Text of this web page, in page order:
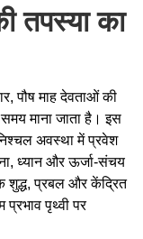
तपस्या का
पौष माह देवताओं की
माना जाता है। इस
अवस्था में प्रवेश
ध्यान और ऊर्जा-संचय
शुद्ध, प्रबल और केंद्रित
पृथ्वी पर